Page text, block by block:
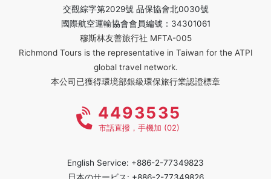
交觀綜字第2029號 品保協會北0030號
國際航空運輸協會會員編號：34301061
穆斯林友善旅行社 MFTA-005
Richmond Tours is the representative in Taiwan for the ATPI
global travel network.
本公司已獲得環境部銀級環保旅行業認證標章
4493535
市話直撥，手機加 (02)
English Service: +886-2-77349823
日本のサービス: +886-2-77349826